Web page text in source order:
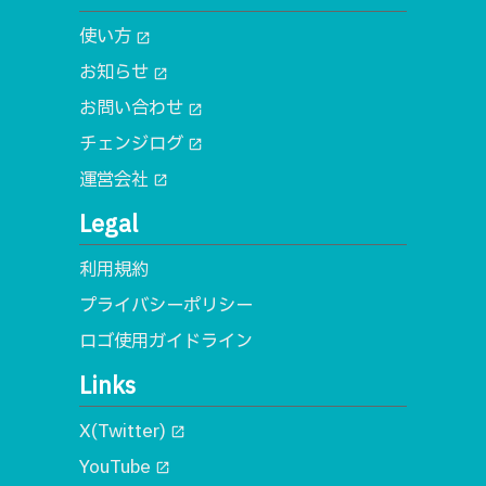
使い方 open_in_new
お知らせ open_in_new
お問い合わせ open_in_new
チェンジログ open_in_new
運営会社 open_in_new
Legal
利用規約
プライバシーポリシー
ロゴ使用ガイドライン
Links
X(Twitter) open_in_new
YouTube open_in_new